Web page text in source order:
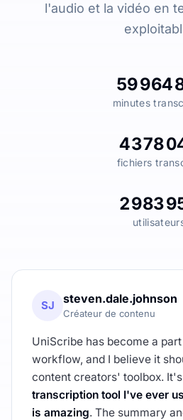
l'audio et la vidéo en
59 964
minutes
4 378
fichiers
2 983
SJ steven.dale.johnson
Créateur de contenu
UniScribe has become a
workflow, and I believe it
content creators' toolbox.
transcription tool I've ever
is amazing. The summary